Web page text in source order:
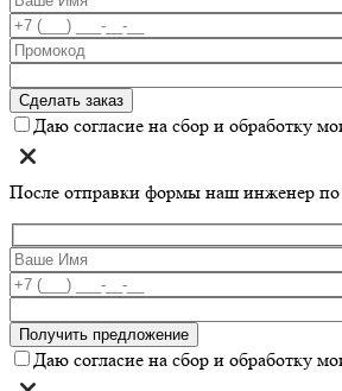
Даю согласие на сбор и обработку
После отправки формы наш инженер по
Даю согласие на сбор и обработку